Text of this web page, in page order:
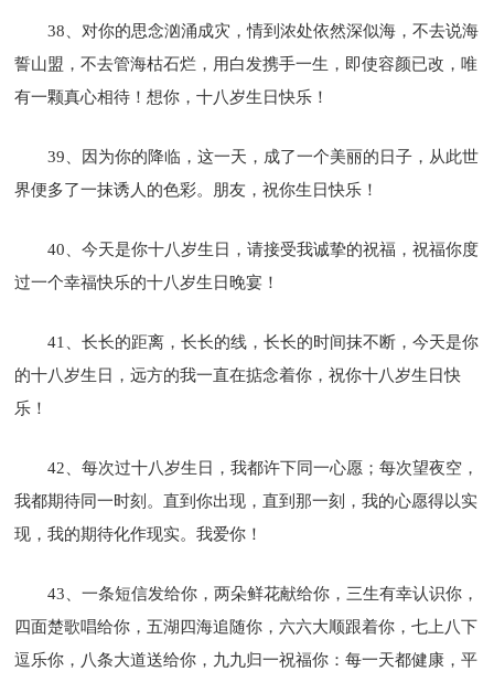
38、对你的思念汹涌成灾，情到浓处依然深似海，不去说海
誓山盟，不去管海枯石烂，用白发携手一生，即使容颜已改，唯
有一颗真心相待！想你，十八岁生日快乐！
39、因为你的降临，这一天，成了一个美丽的日子，从此世
界便多了一抹诱人的色彩。朋友，祝你生日快乐！
40、今天是你十八岁生日，请接受我诚挚的祝福，祝福你度
过一个幸福快乐的十八岁生日晚宴！
41、长长的距离，长长的线，长长的时间抹不断，今天是你
的十八岁生日，远方的我一直在掂念着你，祝你十八岁生日快
乐！
42、每次过十八岁生日，我都许下同一心愿；每次望夜空，
我都期待同一时刻。直到你出现，直到那一刻，我的心愿得以实
现，我的期待化作现实。我爱你！
43、一条短信发给你，两朵鲜花献给你，三生有幸认识你，
四面楚歌唱给你，五湖四海追随你，六六大顺跟着你，七上八下
逗乐你，八条大道送给你，九九归一祝福你：每一天都健康，平